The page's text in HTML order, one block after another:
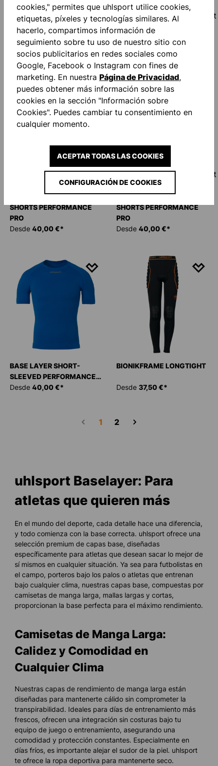
SHORTS PERFORMANCE
PRO
Desde40,00 €*
PRO
Desde40,00 €*
SHORTS PERFORMANCE
PRO
Desde 40,00 €*
SHORTS PERFORMANCE
PRO
Desde 40,00 €*
BASE LAYER SHORT-
SLEEVED PERFORMANCE
PRO
Desde 40,00 €*
BIONIKFRAME LONGTIGHT
Desde 37,50 €*
Página
1 Página
2
uhlsport Baselayer: Para
atletas que quieren más
En el mundo del deporte, cada detalle hace una diferencia,
y todo comienza con la base correcta. uhlsport ofrece una
selección premium de capas base, diseñadas
específicamente para atletas que desean sacar lo mejor de
sí mismos en cualquier situación. Ya sea para futbolistas en
el campo, porteros bajo los palos o atletas que entrenan
bajo cualquier clima, nuestras capas base, compuestas por
camisetas de manga larga, mallas largas y cortas,
proporcionan la base perfecta para el máximo rendimiento.
Camisetas de Manga Larga:
Calidez y Comodidad en
Cualquier Clima
Nuestras capas de rendimiento de manga larga están
diseñadas para mantenerte cálido sin comprometer la
transpirabilidad. Ideales para días de entrenamiento más
frescos, ofrecen una integración sin costuras bajo tu
equipo de juego o entrenamiento, asegurando una
comodidad y protección constantes. Especialmente en
días fríos, es importante alejar el sudor de la piel. uhlsport
te ofrece la ropa deportiva para mantenerte seco.
cookies," permites que uhlsport utilice cookies,
etiquetas, píxeles y tecnologías similares. Al
hacerlo, compartimos información de
seguimiento sobre tu uso de nuestro sitio con
socios publicitarios en redes sociales como
Google, Facebook o Instagram con fines de
marketing. En nuestra Página de Privacidad,
puedes obtener más información sobre las
cookies en la sección "Información sobre
Cookies". Puedes cambiar tu consentimiento en
cualquier momento.
CONFIGURACIÓN DE COOKIES
ACEPTAR TODAS LAS COOKIES